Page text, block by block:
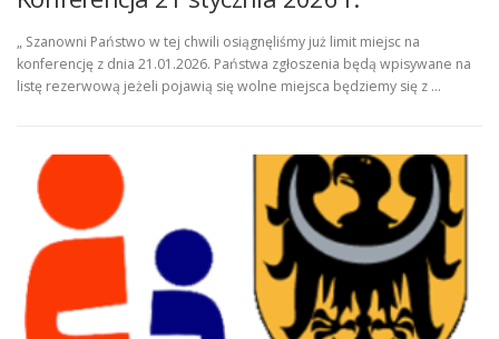
„ Szanowni Państwo w tej chwili osiągnęliśmy już limit miejsc na
konferencję z dnia 21.01.2026. Państwa zgłoszenia będą wpisywane na
listę rezerwową jeżeli pojawią się wolne miejsca będziemy się z …